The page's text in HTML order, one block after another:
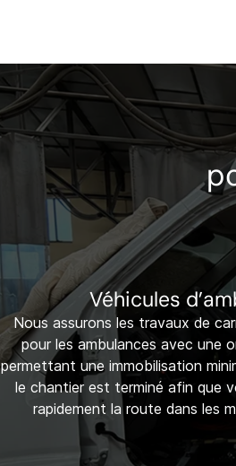
Véhicules
Nous assurons les travaux de
pour les ambulances avec une
permettant une immobilisation
le chantier est terminé afin que
rapidement la route dans les